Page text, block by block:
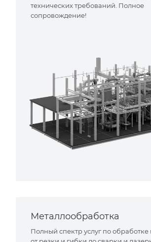
технических требований. Полное
сопровождение!
Металлообработка
Полный спектр услуг по